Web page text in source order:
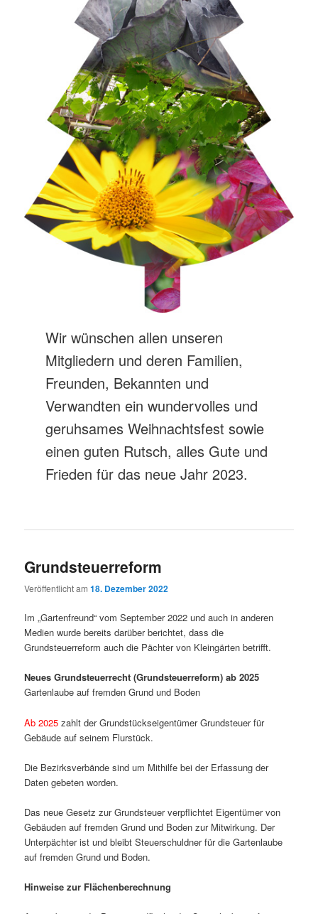
Wir wünschen allen unseren
Mitgliedern und deren Familien,
Freunden, Bekannten und
Verwandten ein wundervolles und
geruhsames Weihnachtsfest sowie
einen guten Rutsch, alles Gute und
Frieden für das neue Jahr 2023.
Grundsteuerreform
Veröffentlicht am18. Dezember 2022
Im „Gartenfreund“ vom September 2022 und auch in anderen
Medien wurde bereits darüber berichtet, dass die
Grundsteuerreform auch die Pächter von Kleingärten betrifft.
Neues Grundsteuerrecht (Grundsteuerreform) ab 2025
Gartenlaube auf fremden Grund und Boden
Ab 2025 zahlt der Grundstückseigentümer Grundsteuer für
Gebäude auf seinem Flurstück.
Die Bezirksverbände sind um Mithilfe bei der Erfassung der
Daten gebeten worden.
Das neue Gesetz zur Grundsteuer verpflichtet Eigentümer von
Gebäuden auf fremden Grund und Boden zur Mitwirkung. Der
Unterpächter ist und bleibt Steuerschuldner für die Gartenlaube
auf fremden Grund und Boden.
Hinweise zur Flächenberechnung